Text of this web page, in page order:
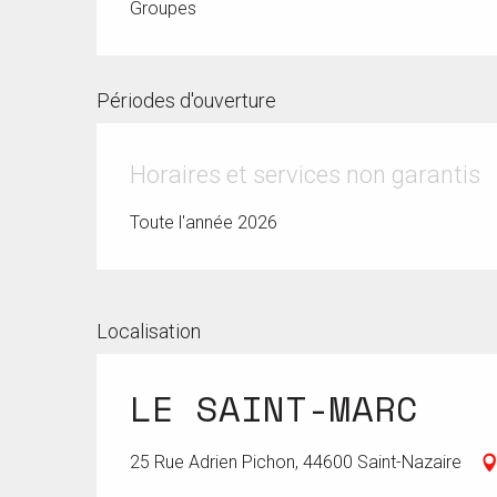
Groupes
Périodes d'ouverture
Horaires et services non garantis
Toute l'année 2026
Localisation
LE SAINT-MARC
25 Rue Adrien Pichon, 44600 Saint-Nazaire